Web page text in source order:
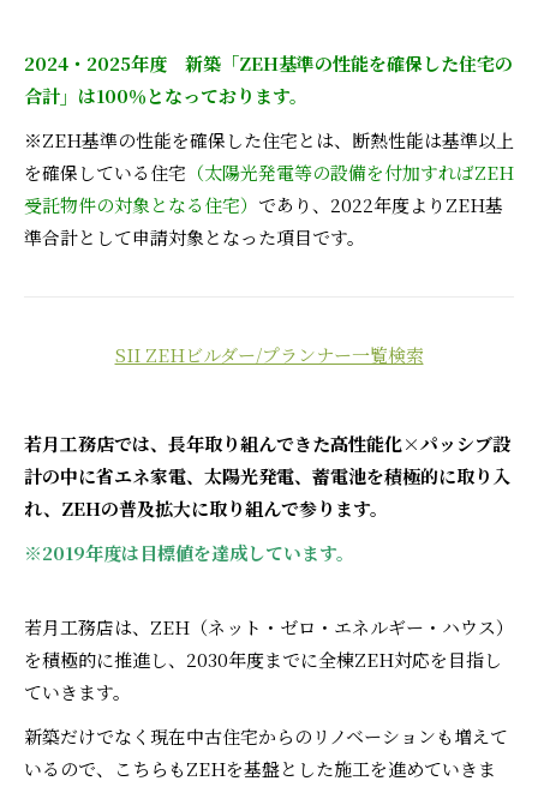
2024・2025年度 新築「ZEH基準の性能を確保した住宅の
合計」は100％となっております。
※ZEH基準の性能を確保した住宅とは、断熱性能は基準以上
を確保している住宅 （太陽光発電等の設備を付加すればZEH
受託物件の対象となる住宅） であり、2022年度よりZEH基
準合計として申請対象となった項目です。
SII ZEHビルダー/プランナー一覧検索
若月工務店では、長年取り組んできた高性能化×パッシブ設
計の中に省エネ家電、太陽光発電、蓄電池を積極的に取り入
れ、ZEHの普及拡大に取り組んで参ります。
※2019年度は目標値を達成しています。
若月工務店は、ZEH（ネット・ゼロ・エネルギー・ハウス）
を積極的に推進し、2030年度までに全棟ZEH対応を目指し
ていきます。
新築だけでなく現在中古住宅からのリノベーションも増えて
いるので、こちらもZEHを基盤とした施工を進めていきま